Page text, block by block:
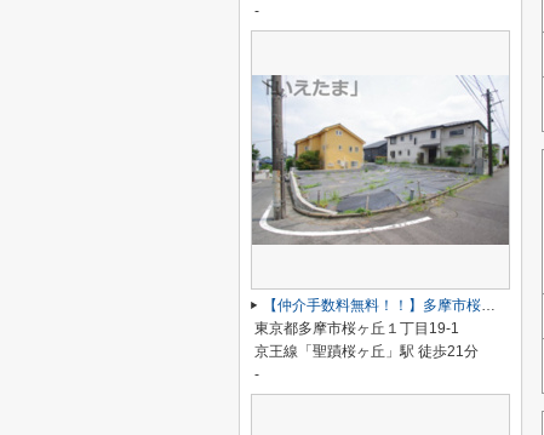
-
【仲介手数料無料！！】多摩市桜ケ丘1丁目 売地 6980万円
東京都多摩市桜ヶ丘１丁目19-1
京王線「聖蹟桜ヶ丘」駅 徒歩21分
-